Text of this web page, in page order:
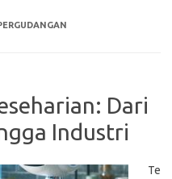
Dari
Industri
Te